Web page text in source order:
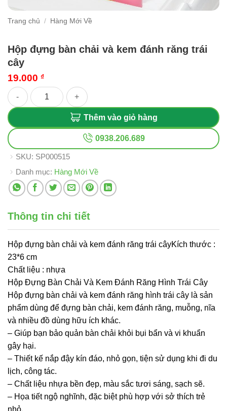
Trang chủ / Hàng Mới Về
Hộp đựng bàn chải và kem đánh răng trái
cây
19.000 ₫
Hộp đựng bàn chải và kem đánh răng trái cây số lượng
Thêm vào giỏ hàng
0938.206.689
SKU: SP000515
Danh mục: Hàng Mới Về
Thông tin chi tiết
Hộp đựng bàn chải và kem đánh răng trái câyKích thước :
23*6 cm
Chất liệu : nhựa
Hộp Đựng Bàn Chải Và Kem Đánh Răng Hình Trái Cây
Hộp đựng bàn chải và kem đánh răng hình trái cây là sản
phẩm dùng để đựng bàn chải, kem đánh răng, muỗng, nĩa
và nhiều đồ dùng hữu ích khác.
– Giúp bạn bảo quản bàn chải khỏi bụi bẩn và vi khuẩn
gây hại.
– Thiết kế nắp đậy kín đáo, nhỏ gọn, tiện sử dụng khi đi du
lịch, công tác.
– Chất liệu nhựa bền đẹp, màu sắc tươi sáng, sạch sẽ.
– Họa tiết ngộ nghĩnh, đặc biệt phù hợp với sở thích trẻ